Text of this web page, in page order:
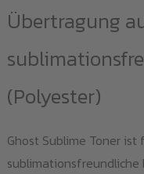
Übertragung
(Polyester)
Ghost Sublime Toner
sublimationsfreundliche